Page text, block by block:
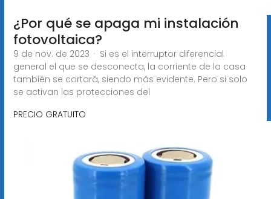
¿Por qué se apaga mi instalación
fotovoltaica?
9 de nov. de 2023 · Si es el interruptor diferencial
general el que se desconecta, la corriente de la casa
también se cortará, siendo más evidente. Pero si solo
se activan las protecciones del
PRECIO GRATUITO